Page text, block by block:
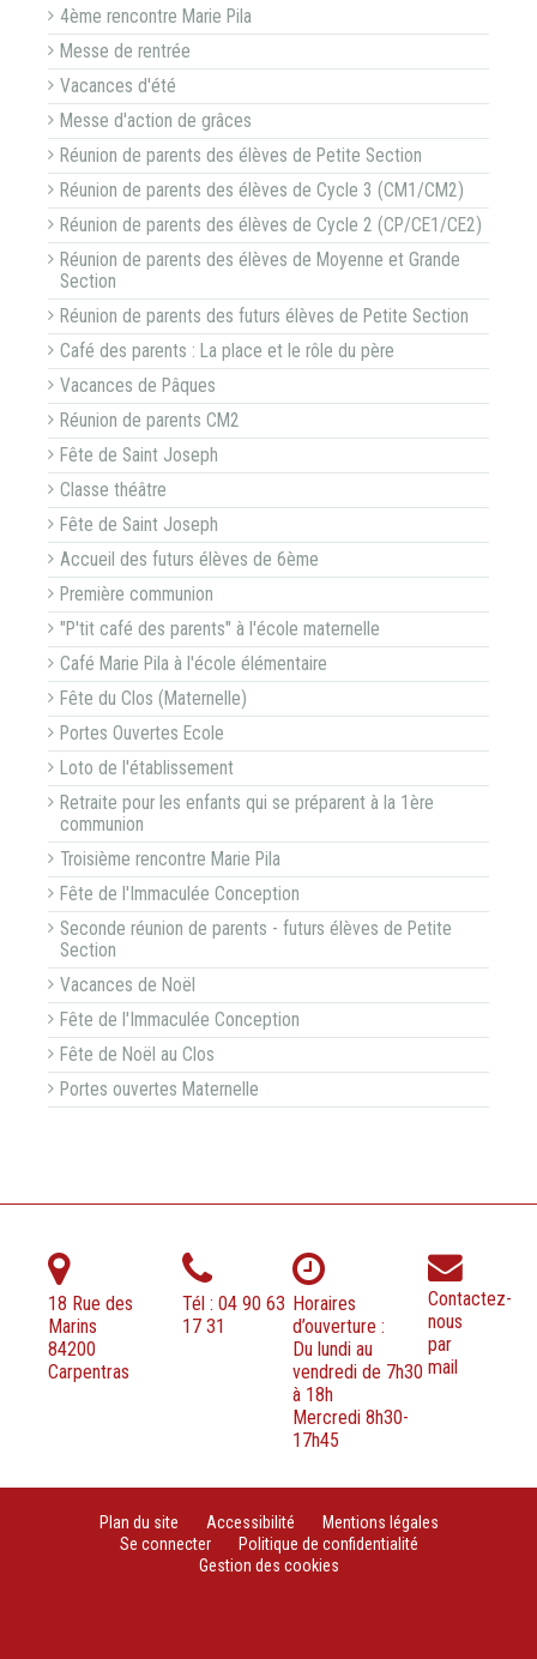
4ème rencontre Marie Pila
Messe de rentrée
Vacances d'été
Messe d'action de grâces
Réunion de parents des élèves de Petite Section
Réunion de parents des élèves de Cycle 3 (CM1/CM2)
Réunion de parents des élèves de Cycle 2 (CP/CE1/CE2)
Réunion de parents des élèves de Moyenne et Grande
Section
Réunion de parents des futurs élèves de Petite Section
Café des parents : La place et le rôle du père
Vacances de Pâques
Réunion de parents CM2
Fête de Saint Joseph
Classe théâtre
Fête de Saint Joseph
Accueil des futurs élèves de 6ème
Première communion
"P'tit café des parents" à l'école maternelle
Café Marie Pila à l'école élémentaire
Fête du Clos (Maternelle)
Portes Ouvertes Ecole
Loto de l'établissement
Retraite pour les enfants qui se préparent à la 1ère
communion
Troisième rencontre Marie Pila
Fête de l'Immaculée Conception
Seconde réunion de parents - futurs élèves de Petite
Section
Vacances de Noël
Fête de l'Immaculée Conception
Fête de Noël au Clos
Portes ouvertes Maternelle
18 Rue des
Marins
84200
Carpentras
Tél : 04 90 63
17 31
Horaires
d’ouverture :
Du lundi au
vendredi de 7h30
à 18h
Mercredi 8h30-
17h45
Contactez-
nous
par
mail
Plan du site Accessibilité
Mentions légales
Se connecter
Politique de confidentialité
Gestion des cookies